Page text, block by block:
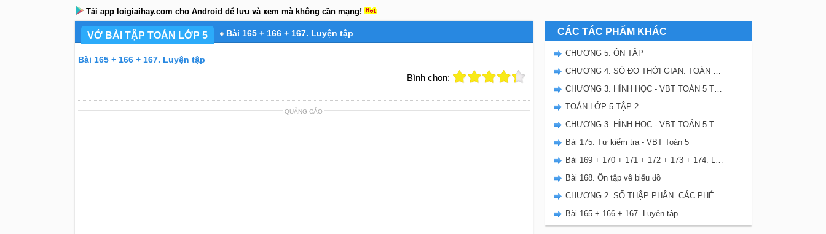
Tải app loigiaihay.com cho Android để lưu và xem mà không cần mạng!
VỞ BÀI TẬP TOÁN LỚP 5 Bài 165 + 166 + 167. Luyện tập
Bài 165 + 166 + 167. Luyện tập
Bình chọn:
QUẢNG CÁO
CÁC TÁC PHẨM KHÁC
CHƯƠNG 5. ÔN TẬP
CHƯƠNG 4. SỐ ĐO THỜI GIAN. TOÁN CHUYỂN ĐỘNG ĐỀU
CHƯƠNG 3. HÌNH HỌC - VBT TOÁN 5 TẬP 2
TOÁN LỚP 5 TẬP 2
CHƯƠNG 3. HÌNH HỌC - VBT TOÁN 5 TẬP 1
Bài 175. Tự kiểm tra - VBT Toán 5
Bài 169 + 170 + 171 + 172 + 173 + 174. Luyện tập chung
Bài 168. Ôn tập về biểu đồ
CHƯƠNG 2. SỐ THẬP PHÂN. CÁC PHÉP TÍNH VỚI SỐ THẬP PHÂN
Bài 165 + 166 + 167. Luyện tập